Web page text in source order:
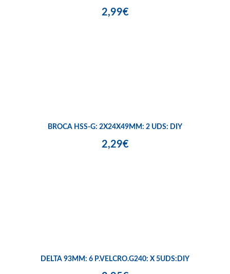
2,99€
BROCA HSS-G: 2X24X49MM: 2 UDS: DIY
2,29€
DELTA 93MM: 6 P.VELCRO.G240: X 5UDS:DIY